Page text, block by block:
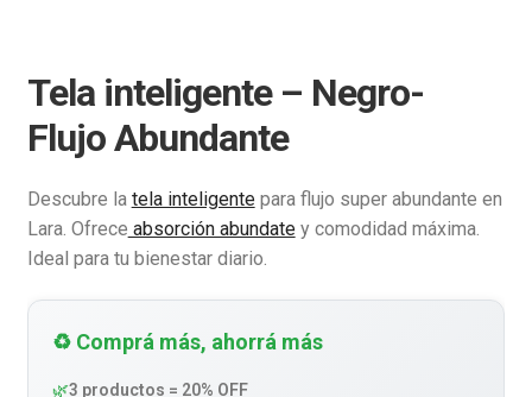
Tela inteligente – Negro-
Flujo Abundante
Descubre la tela inteligentepara flujo super abundante en
Lara. Ofrece absorción abundatey comodidad máxima.
Ideal para tu bienestar diario.
♻️ Comprá más, ahorrá más
🌿3 productos = 20% OFF